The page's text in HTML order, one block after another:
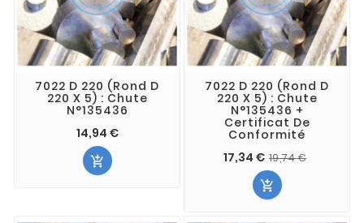
7022 D 220 (Rond D
220 X 5) : Chute
N°135436
14,94 €

7022 D 220 (Rond D
220 X 5) : Chute
N°135436 +
Certificat De
Conformité
17,34 € 19,74 €
